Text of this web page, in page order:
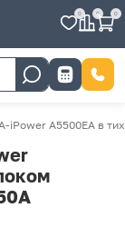
0 0 0
iPower A5500EA в